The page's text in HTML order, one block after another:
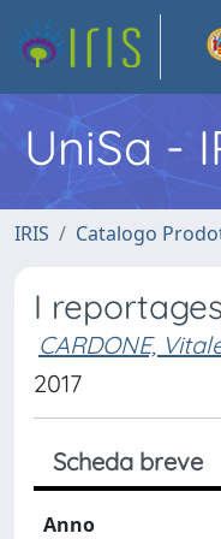
UniSa -
IRIS Catalogo
I
CARDONE,
2017
Scheda breve
Anno